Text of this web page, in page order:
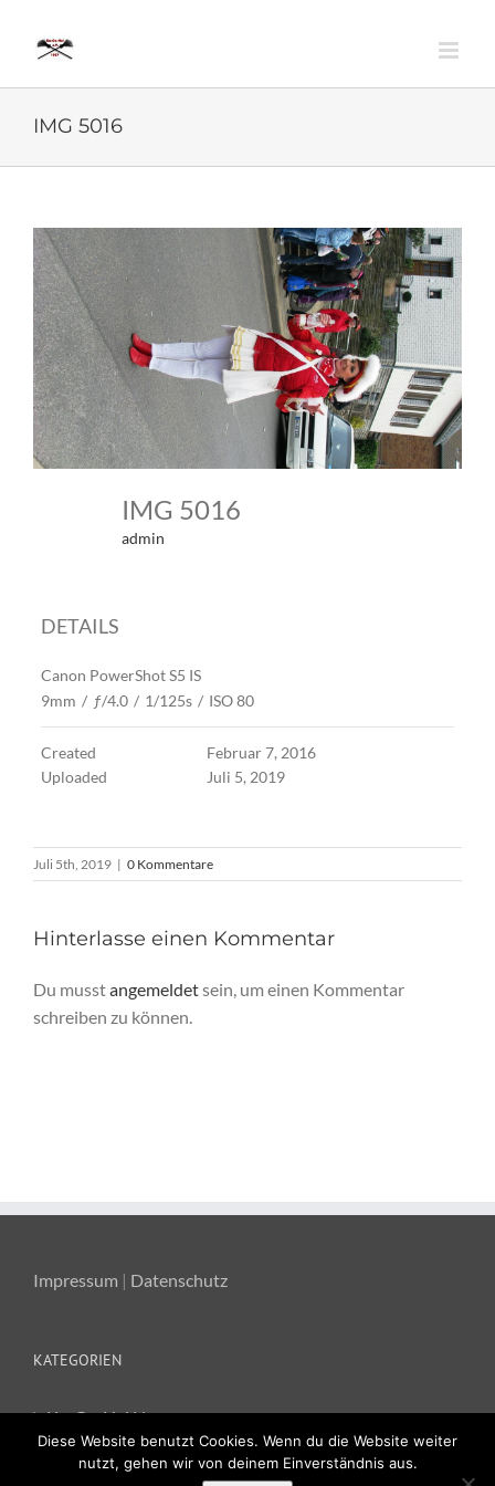
Inhalt
IMG 5016
IMG 5016
admin
DETAILS
Canon PowerShot S5 IS
9mm / ƒ/4.0 / 1/125s / ISO 80
Created
Februar 7, 2016
Uploaded
Juli 5, 2019
Juli 5th, 2019 | 0 Kommentare
Hinterlasse einen Kommentar
Du musstangemeldetsein, um einen Kommentar
schreiben zu können.
Impressum | Datenschutz
KATEGORIEN
Ka-Ge-Hei News
Diese Website benutzt Cookies. Wenn du die Website weiter
nutzt, gehen wir von deinem Einverständnis aus.